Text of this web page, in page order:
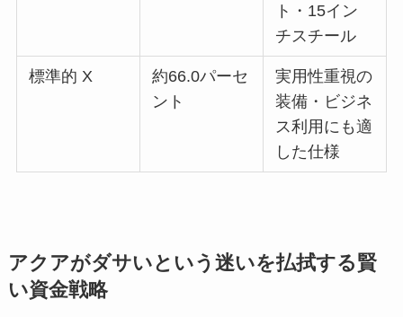
ト・15イン
チスチール
標準的 X
約66.0パーセ
ント
実用性重視の
装備・ビジネ
ス利用にも適
した仕様
アクアがダサいという迷いを払拭する賢
い資金戦略